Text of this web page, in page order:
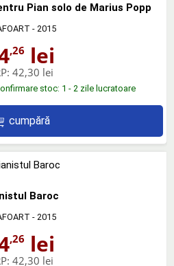
Pian solo de Marius Popp
- 2015
,26 lei
42,30 lei
stoc: 1 - 2 zile lucratoare
cumpără
Baroc
- 2015
,26 lei
42,30 lei